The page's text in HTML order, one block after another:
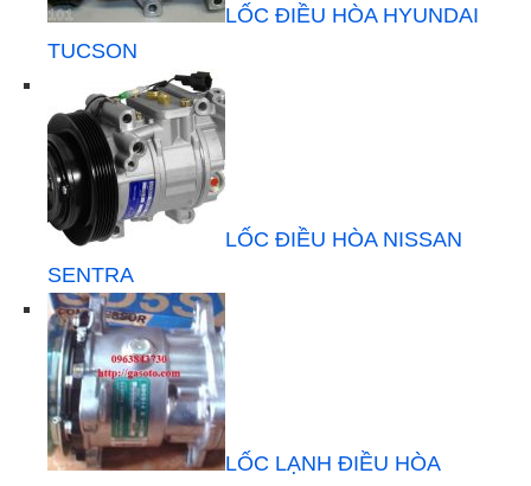
LỐC ĐIỀU HÒA HYUNDAI
TUCSON
LỐC ĐIỀU HÒA NISSAN
SENTRA
LỐC LẠNH ĐIỀU HÒA